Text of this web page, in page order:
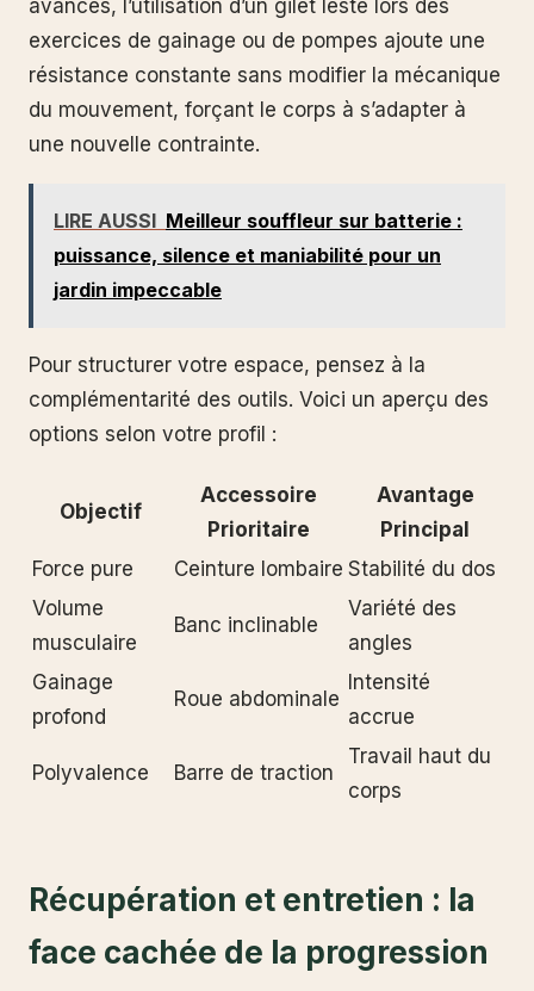
avancés, l’utilisation d’un gilet lesté lors des
exercices de gainage ou de pompes ajoute une
résistance constante sans modifier la mécanique
du mouvement, forçant le corps à s’adapter à
une nouvelle contrainte.
LIRE AUSSI Meilleur souffleur sur batterie :
puissance, silence et maniabilité pour un
jardin impeccable
Pour structurer votre espace, pensez à la
complémentarité des outils. Voici un aperçu des
options selon votre profil :
Objectif
Accessoire
Prioritaire
Avantage
Principal
Force pure
Ceinture lombaire Stabilité du dos
Volume
musculaire
Banc inclinable
Variété des
angles
Gainage
profond
Roue abdominale
Intensité
accrue
Polyvalence Barre de traction
Travail haut du
corps
Récupération et entretien : la
face cachée de la progression